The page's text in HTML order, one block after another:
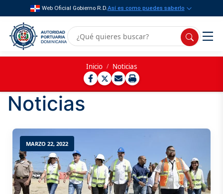
Web Oficial Gobierno R.D.Así es como puedes saberlo
Inicio / Noticias
Noticias
MARZO 22, 2022